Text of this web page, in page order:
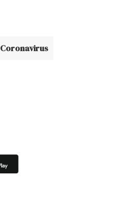
Coronavirus